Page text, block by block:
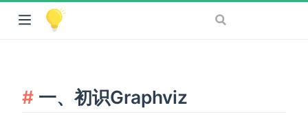
一、初识Graphviz